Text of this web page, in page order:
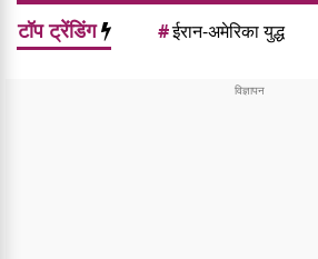
टॉप ट्रेंडिंग #ईरान-अमेरिका युद्ध